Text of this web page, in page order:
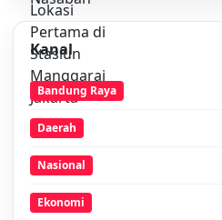
Kanal
Bandung Raya
Daerah
Nasional
Ekonomi